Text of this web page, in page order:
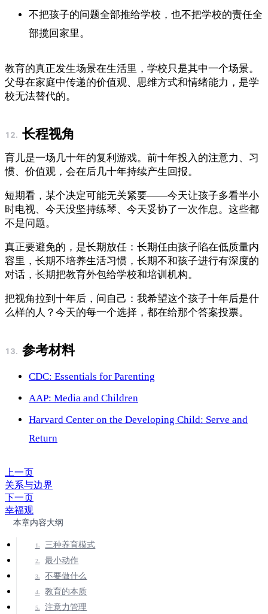
不把孩子的问题全部推给学校，也不把学校的责任全
部揽回家里。
教育的真正发生场景在生活里，学校只是其中一个场景。
父母在家庭中传递的价值观、思维方式和情绪能力，是学
校无法替代的。
长程视角
育儿是一场几十年的复利游戏。前十年投入的注意力、习
惯、价值观，会在后几十年持续产生回报。
短期看，某个决定可能无关紧要——今天让孩子多看半小
时电视、今天没坚持练琴、今天妥协了一次作息。这些都
不是问题。
真正要避免的，是长期放任：长期任由孩子陷在低质量内
容里，长期不培养生活习惯，长期不和孩子进行有深度的
对话，长期把教育外包给学校和培训机构。
把视角拉到十年后，问自己：我希望这个孩子十年后是什
么样的人？今天的每一个选择，都在给那个答案投票。
参考材料
CDC: Essentials for Parenting
AAP: Media and Children
Harvard Center on the Developing Child: Serve and
Return
上一页
关系与边界
下一页
幸福观
本章内容大纲
三种养育模式
最小动作
不要做什么
教育的本质
注意力管理